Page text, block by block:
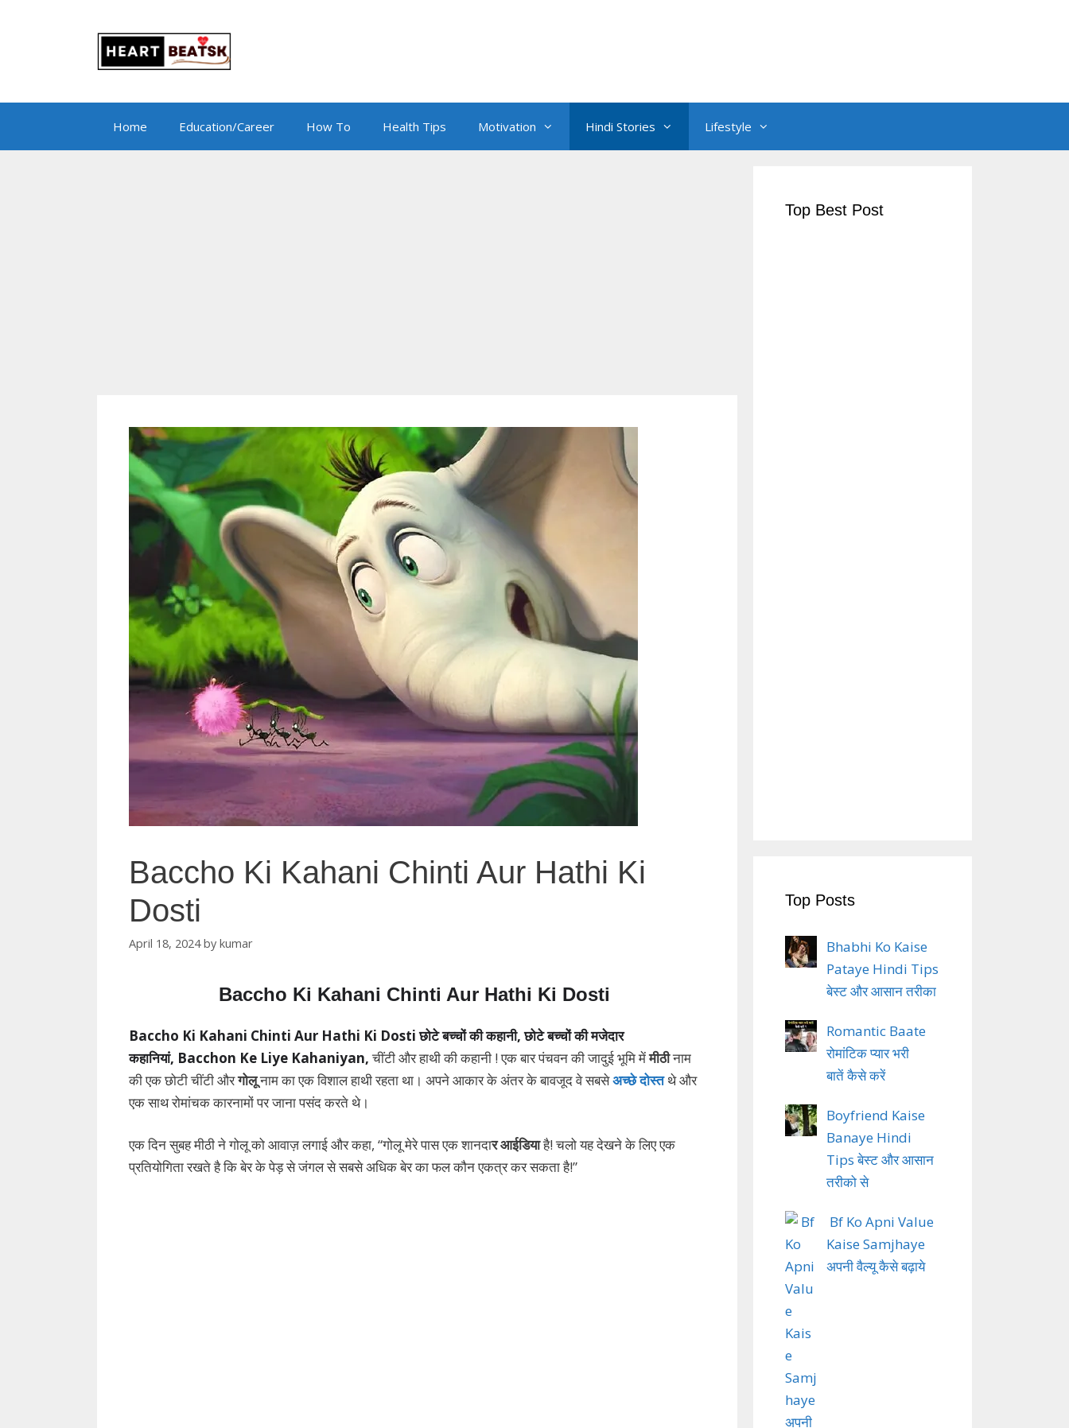
Home Education/Career How To Health Tips Motivation Hindi Stories Lifestyle
Baccho Ki Kahani Chinti Aur Hathi Ki
Dosti
April 18, 2024 by kumar
Baccho Ki Kahani Chinti Aur Hathi Ki Dosti
Baccho Ki Kahani Chinti Aur Hathi Ki Dosti छोटे बच्चों की कहानी, छोटे बच्चों की मजेदार
कहानियां, Bacchon Ke Liye Kahaniyan,चींटी और हाथी की कहानी ! एक बार पंचवन की जादुई भूमि मेंमीठीनाम
की एक छोटी चींटी औरगोलूनाम का एक विशाल हाथी रहता था। अपने आकार के अंतर के बावजूद वे सबसेअच्छे दोस्तथे और
एक साथ रोमांचक कारनामों पर जाना पसंद करते थे।
एक दिन सुबह मीठी ने गोलू को आवाज़ लगाई और कहा, “गोलू मेरे पास एक शानदार आईडियाहै! चलो यह देखने के लिए एक
प्रतियोगिता रखते है कि बेर के पेड़ से जंगल से सबसे अधिक बेर का फल कौन एकत्र कर सकता है!”
Top Best Post
Top Posts
Bhabhi Ko Kaise
Pataye Hindi Tips
बेस्ट और आसान तरीका
Romantic Baate
रोमांटिक प्यार भरी
बातें कैसे करें
Boyfriend Kaise
Banaye Hindi
Tips बेस्ट और आसान
तरीको से
Bf Ko Apni Value
Kaise Samjhaye
अपनी वैल्यू कैसे बढ़ाये